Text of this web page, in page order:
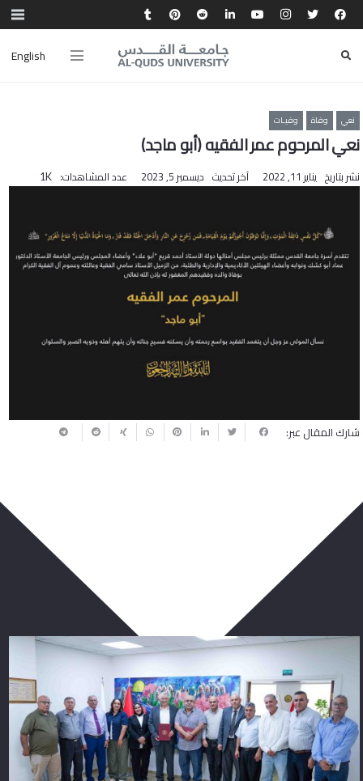
English
نعي وفاة وفيـات
نعي المرحوم عمر الفقيه (أبو ماجد)
نشر بتاريخ يناير 11, 2022 آخر تحديث ديسمبر 5, 2023 عدد المشاهدات: 1K
شارك المقال عبر: